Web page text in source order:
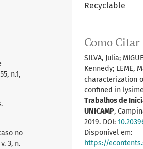
Recyclable
Como Citar
SILVA, Julia;
Kennedy; LEME,
characterization
confined in
Trabalhos de
UNICAMP,
2019. DOI:
Disponível em:
https://
n.1,
no
3, n.